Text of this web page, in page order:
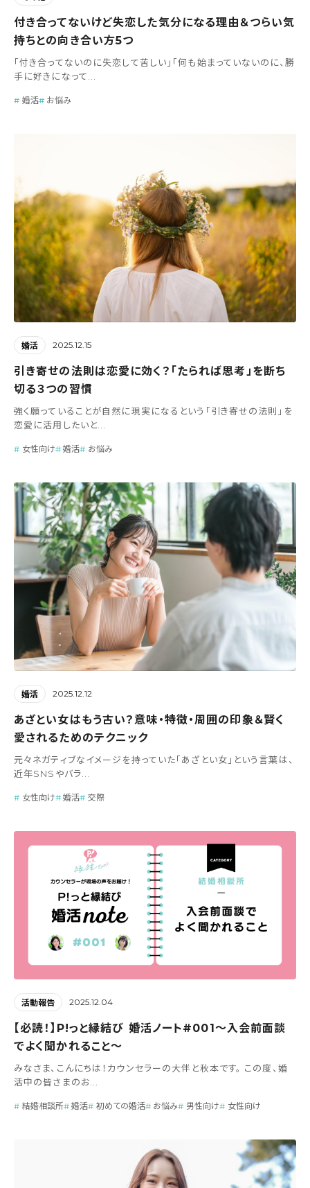
付き合ってないけど失恋した気分になる理由＆つらい気
持ちとの向き合い方5つ
「付き合ってないのに失恋して苦しい」「何も始まっていないのに、勝
手に好きになって...
婚活 お悩み
婚活 2025.12.15
引き寄せの法則は恋愛に効く？「たられば思考」を断ち
切る３つの習慣
強く願っていることが自然に現実になるという「引き寄せの法則」を
恋愛に活用したいと...
女性向け 婚活 お悩み
婚活 2025.12.12
あざとい女はもう古い？意味・特徴・周囲の印象＆賢く
愛されるためのテクニック
元々ネガティブなイメージを持っていた「あざとい女」という言葉は、
近年SNSやバラ...
女性向け 婚活 交際
活動報告 2025.12.04
【必読！】P!っと縁結び 婚活ノート#001～入会前面談
でよく聞かれること～
みなさま、こんにちは！カウンセラーの大伴と秋本です。 この度、婚
活中の皆さまのお...
結婚相談所 婚活 初めての婚活 お悩み 男性向け 女性向け